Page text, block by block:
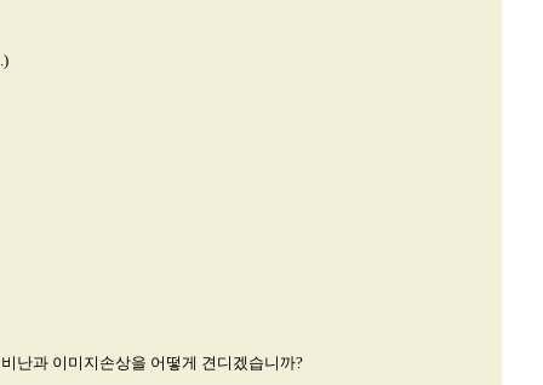
난과 이미지손상을 어떻게 견디겠습니까?